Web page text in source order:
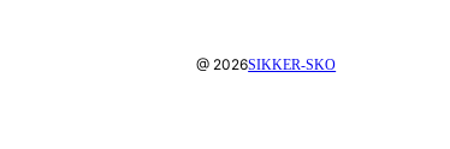
@ 2026SIKKER-SKO